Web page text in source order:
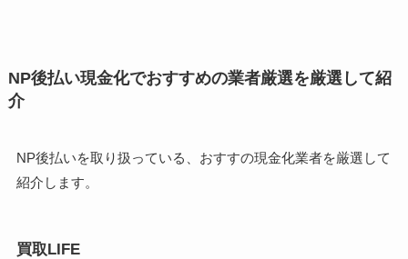
NP後払い現金化でおすすめの業者厳選を厳選して紹
介
NP後払いを取り扱っている、おすすの現金化業者を厳選して
紹介します。
買取LIFE